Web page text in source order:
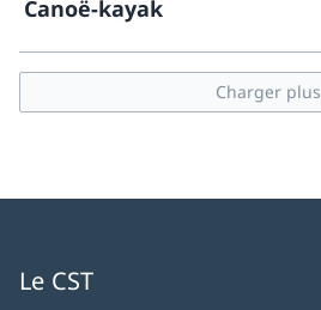
Canoë-kayak
Canoë-kayak
Charger plus
Le CST